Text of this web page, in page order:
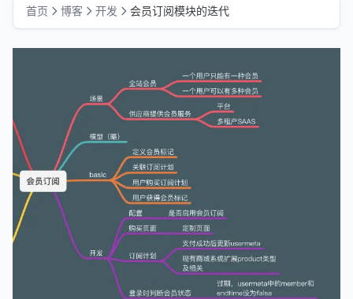
首页 博客 开发 会员订阅模块的迭代